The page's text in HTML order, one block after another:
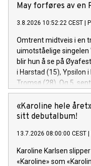
May forføres av en
3.8.2026 10:52:22 CEST
Omtrent midtveis i en
uimotståelige singelen
blir hun å se på
i Harstad (15), Ypsilon
Tromsø (28). Og 5.
festivalsesongen med
«Karoline hele
sitt debutalbum!
13.7.2026 08:00:00 CEST
Karoline Karlsen
«Karoline» som